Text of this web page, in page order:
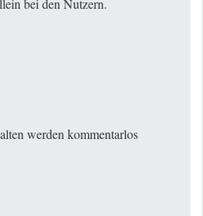
bei den Nutzern.
werden kommentarlos